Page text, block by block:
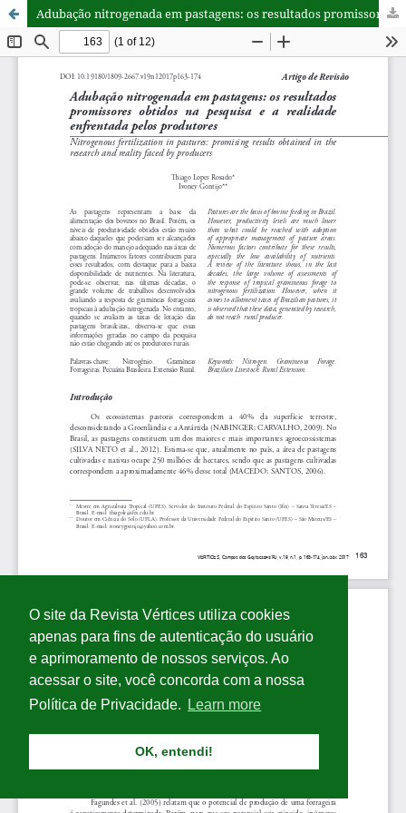
O site da Revista Vértices utiliza cookies
apenas para fins de autenticação do usuário
e aprimoramento de nossos serviços. Ao
acessar o site, você concorda com a nossa
Política de Privacidade.
Learn more
OK, entendi!
Adubação nitrogenada em pastagens: os resultados promissores obtidos na pesquisa e a realidade enfrentada pelos produtores